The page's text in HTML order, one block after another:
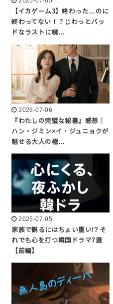
【イカゲーム3】終わった…のに
終わってない！？じわっとバッ
ドなラストに続…
2026-07-06
『わたしの完璧な秘書』感想｜
ハン・ジミン×イ・ジュニョクが
魅せる大人の極…
2025-07-05
家族で観るにはちょい重い!? そ
れでも心を打つ韓国ドラマ7選
【前編】